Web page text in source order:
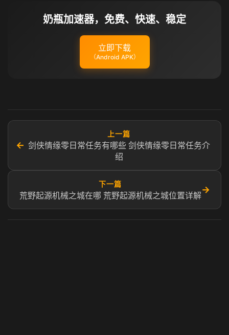
奶瓶加速器，免费、快速、稳定
立即下载
（Android APK）
←
上一篇
剑侠情缘零日常任务有哪些 剑侠情缘零日常任务介
绍
下一篇
荒野起源机械之城在哪 荒野起源机械之城位置详解
→